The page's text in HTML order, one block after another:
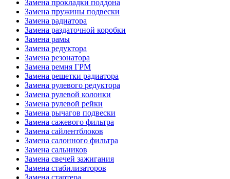
Замена прокладки поддона
Замена пружины подвески
Замена радиатора
Замена раздаточной коробки
Замена рамы
Замена редуктора
Замена резонатора
Замена ремня ГРМ
Замена решетки радиатора
Замена рулевого редуктора
Замена рулевой колонки
Замена рулевой рейки
Замена рычагов подвески
Замена сажевого фильтра
Замена сайлентблоков
Замена салонного фильтра
Замена сальников
Замена свечей зажигания
Замена стабилизаторов